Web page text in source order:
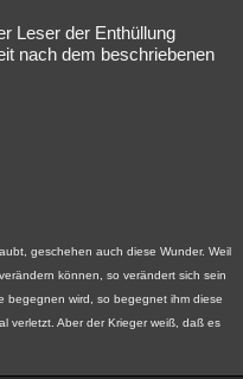
Leser der Enthüllung
nach dem beschriebenen
geschehen auch diese Wunder. Weil
können, so verändert sich sein
begegnen wird, so begegnet ihm diese
verletzt. Aber der Krieger weiß, daß es